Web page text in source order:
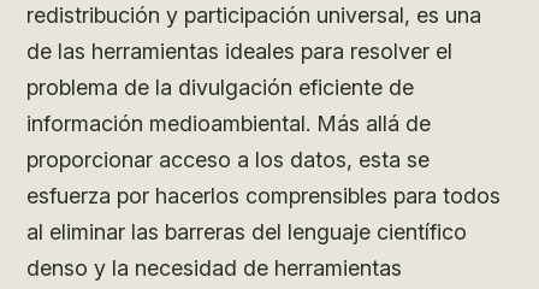
redistribución y participación universal, es una
de las herramientas ideales para resolver el
problema de la divulgación eficiente de
información medioambiental. Más allá de
proporcionar acceso a los datos, esta se
esfuerza por hacerlos comprensibles para todos
al eliminar las barreras del lenguaje científico
denso y la necesidad de herramientas